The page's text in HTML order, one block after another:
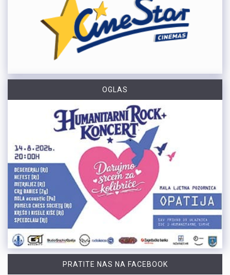
OGLAS
PRATITE NAS NA FACEBOOK